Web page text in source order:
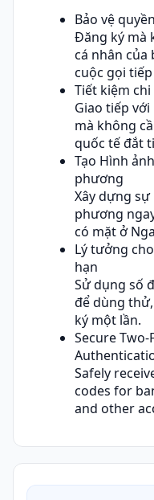
Bảo vệ
Đăng ký mà
cá nhân của
cuộc gọi
Tiết kiệm
Giao tiếp
mà không
quốc tế đắt
Tạo Hình
phương
Xây dựng
phương
có mặt ở
Lý tưởng
hạn
Sử dụng số
để dùng
ký một lần.
Secure Two-
Safely
codes for
and other